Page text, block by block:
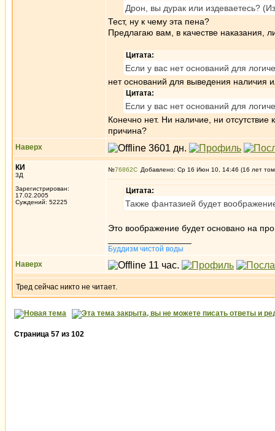
Дрон, вы дурак или издеваетесь?
Тест, ну к чему эта пена?
Предлагаю вам, в качестве наказания,
Цитата:
Если у вас нет оснований для
нет оснований для выведения наличия
Цитата:
Если у вас нет оснований для
Конечно нет. Ни наличие, ни
причина?
Наверх
КИ
3Д
Зарегистрирован:
17.02.2005
Суждений: 52225
№76862 Добавлено: Ср 16 Июн 10, 14:46 (16 лет
Цитата:
Также фантазией будет
Это воображение будет основано на
Буддизм чистой воды
Наверх
Тред сейчас никто не читает.
Страница 57 из 102